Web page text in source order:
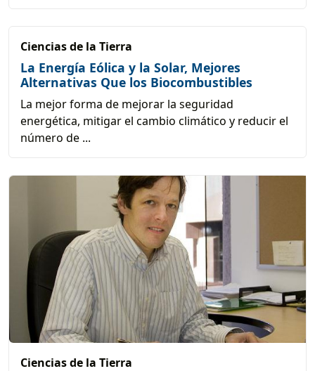
Ciencias de la Tierra
La Energía Eólica y la Solar, Mejores
Alternativas Que los Biocombustibles
La mejor forma de mejorar la seguridad
energética, mitigar el cambio climático y reducir el
número de ...
Ciencias de la Tierra